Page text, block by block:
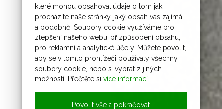
které mohou obsahovat údaje o tom jak
procházíte naše stránky, jaký obsah vás zajímá
a podobně. Soubory cookie využíváme pro
zlepšení našeho webu, přizpůsobení obsahu,
pro reklamní a analytické účely. Můžete povolit,
aby se v tomto prohlížeči používaly všechny
soubory cookie, nebo si vybrat z jiných
možností. Přečtěte si více informací.
Povolit vše a pokračovat